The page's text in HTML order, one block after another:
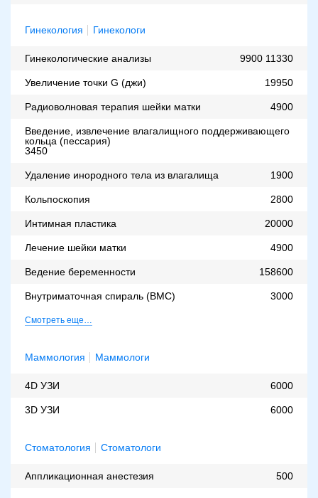
Гинекология Гинекологи
Гинекологические анализы 9900 11330
Увеличение точки G (джи) 19950
Радиоволновая терапия шейки матки 4900
Введение, извлечение влагалищного поддерживающего
кольца (пессария)
3450
Удаление инородного тела из влагалища 1900
Кольпоскопия 2800
Интимная пластика 20000
Лечение шейки матки 4900
Ведение беременности 158600
Внутриматочная спираль (ВМС) 3000
Смотреть еще…
Маммология Маммологи
4D УЗИ 6000
3D УЗИ 6000
Стоматология Стоматологи
Аппликационная анестезия 500